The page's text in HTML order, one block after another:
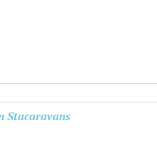
Stacaravans